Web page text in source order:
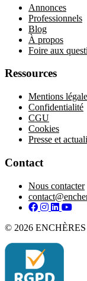
Annonces
Professionnels
Blog
À propos
Foire aux
Ressources
Mentions
Confidentialité
CGU
Cookies
Presse et
Contact
Nous contacter
Facebook
Instagram
LinkedIn
© 2026 ENCHÈRES